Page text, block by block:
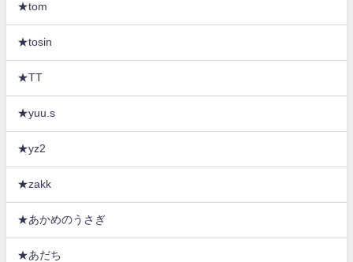
★tom
★tosin
★TT
★yuu.s
★yz2
★zakk
★あかめのうさぎ
★あだち